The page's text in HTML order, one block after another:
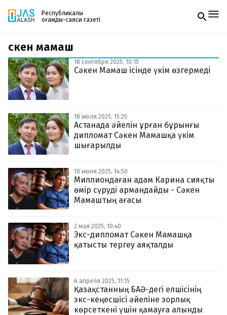
Республикалық
қоғамдық-саяси газеті
Жаңалықтар
Спорт
Live
Руханият
Аймақ
Архив
Заң және тәртіп
Редакциямен байланыс
+7 708 604 51 06
Жарнама бөлімі
Пошта
zhasalash100@gmail.com
Газетке жазылу
PDF форматтағы газетті ай сайын электронды
поштаңызға алып отырыңыз. Жаңа нөмір
шыққан сәтте сізге бірден жіберіледі. Тек email
сәкен мамаш
18 сентября 2025, 10:15
Сәкен Мамаш ісінде үкім өзгермеді
18 июля 2025, 15:25
Астанада әйелін ұрған бұрынғы
дипломат Сәкен Мамашқа үкім
шығарылды
10 июня 2025, 14:50
Миллиондаған адам Карина сияқты
өмір сүруді армандайды - Сәкен
Мамаштың ағасы
2 мая 2025, 10:40
Экс-дипломат Сәкен Мамашқа
қатысты тергеу аяқталды
6 апреля 2025, 11:15
Қазақстанның БАӘ-дегі елшісінің
экс-кеңесшісі әйеліне зорлық
көрсеткені үшін қамауға алынды